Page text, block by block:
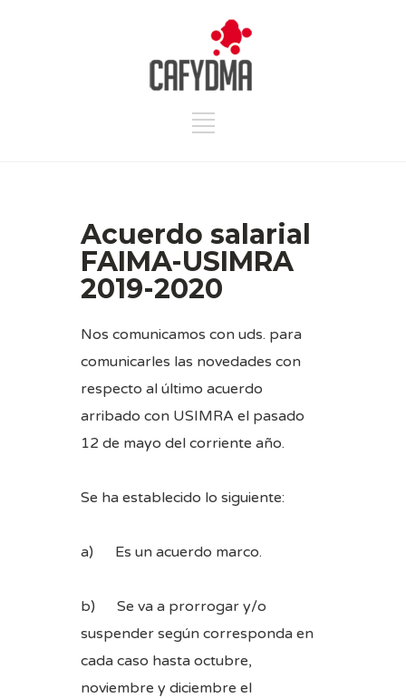
Acuerdo salarial
FAIMA-USIMRA
2019-2020
Nos comunicamos con uds. para
comunicarles las novedades con
respecto al último acuerdo
arribado con USIMRA el pasado
12 de mayo del corriente año.
Se ha establecido lo siguiente:
a) Es un acuerdo marco.
b) Se va a prorrogar y/o
suspender según corresponda en
cada caso hasta octubre,
noviembre y diciembre el